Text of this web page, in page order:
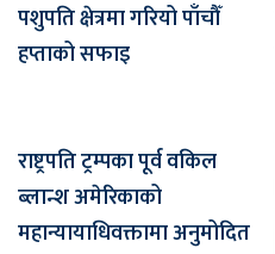
पशुपति क्षेत्रमा गरियो पाँचौँ
हप्ताको सफाइ
राष्ट्रपति ट्रम्पका पूर्व वकिल
ब्लान्श अमेरिकाको
महान्यायाधिवक्तामा अनुमोदित